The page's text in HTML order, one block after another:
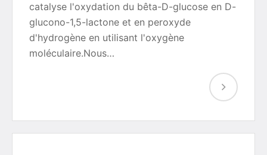
catalyse l'oxydation du bêta-D-glucose en D-
glucono-1,5-lactone et en peroxyde
d'hydrogène en utilisant l'oxygène
moléculaire.Nous…